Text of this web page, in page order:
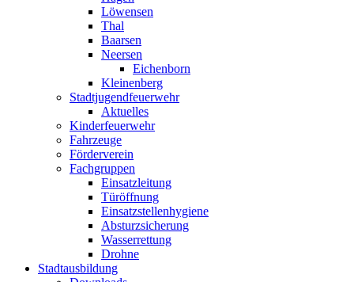
Löwensen
Thal
Baarsen
Neersen
Eichenborn
Kleinenberg
Stadtjugendfeuerwehr
Aktuelles
Kinderfeuerwehr
Fahrzeuge
Förderverein
Fachgruppen
Einsatzleitung
Türöffnung
Einsatzstellenhygiene
Absturzsicherung
Wasserrettung
Drohne
Stadtausbildung